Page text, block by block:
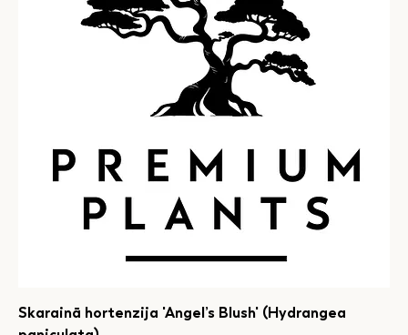
Skarainā hortenzija 'Angel’s Blush' (Hydrangea